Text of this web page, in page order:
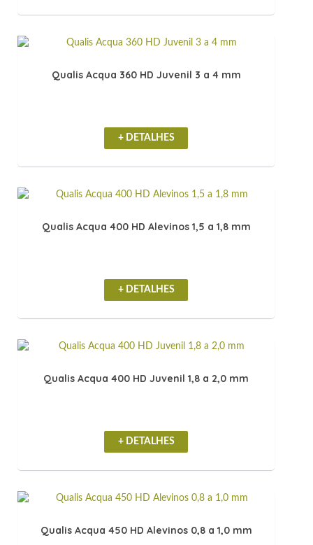
Qualis Acqua 360 HD Juvenil 3 a 4 mm
+ DETALHES
Qualis Acqua 400 HD Alevinos 1,5 a 1,8 mm
+ DETALHES
Qualis Acqua 400 HD Juvenil 1,8 a 2,0 mm
+ DETALHES
Qualis Acqua 450 HD Alevinos 0,8 a 1,0 mm